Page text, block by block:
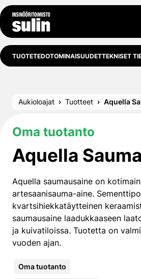
Siirry sisältöön
TUOTETEDOTOMINAISUUDETTEKNISET
Aukioloajat Tuotteet Aquella
Oma tuotanto
Aquella
Aquella saumausaine on
artesaanisauma-aine.
kvartsihiekkatäytteinen
saumausaine laadukkaaseen
ja kuivatiloissa. Tuotetta on
vuoden ajan.
Oma tuotanto